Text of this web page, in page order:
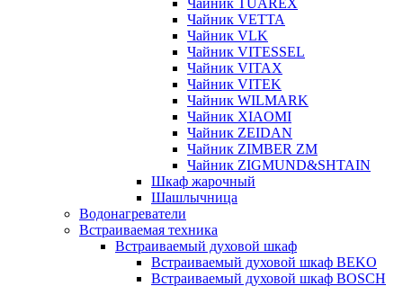
Чайник TUAREX
Чайник VETTA
Чайник VLK
Чайник VITESSEL
Чайник VITAX
Чайник VITEK
Чайник WILMARK
Чайник XIAOMI
Чайник ZEIDAN
Чайник ZIMBER ZM
Чайник ZIGMUND&SHTAIN
Шкаф жарочный
Шашлычница
Водонагреватели
Встраиваемая техника
Встраиваемый духовой шкаф
Встраиваемый духовой шкаф BEKO
Встраиваемый духовой шкаф BOSCH